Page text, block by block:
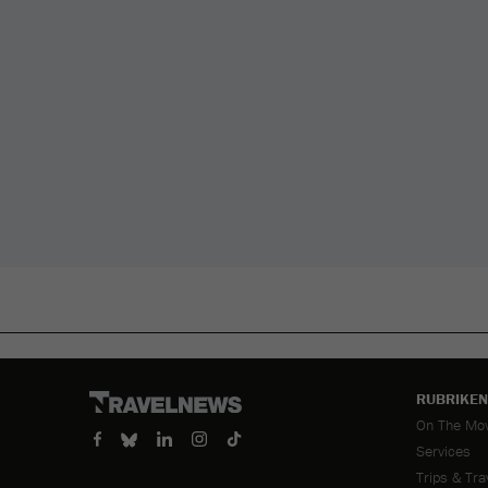
RUBRIKEN
Navigation
On The
Services
Trips &